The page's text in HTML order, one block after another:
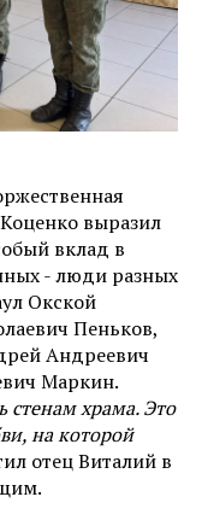
выразил
вклад в
- люди разных
Окской
Пеньков,
Андреевич
Маркин.
храма. Это
на которой
отец Виталий в